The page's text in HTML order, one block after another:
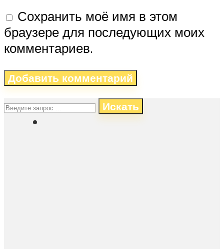
Сохранить моё имя в этом
браузере для последующих моих
комментариев.
Искать